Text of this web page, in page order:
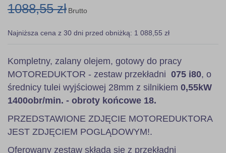
1088,55 zł Brutto
Najniższa cena z 30 dni przed obniżką: 1 088,55 zł
Kompletny, zalany olejem, gotowy do pracy
MOTOREDUKTOR - zestaw przekładni 075 i80, o
średnicy tulei wyjściowej 28mm z silnikiem 0,55kW
1400obr/min. - obroty końcowe 18.
PRZEDSTAWIONE ZDJĘCIE MOTOREDUKTORA
JEST ZDJĘCIEM POGLĄDOWYM!.
Oferowany zestaw składa się z przekładni